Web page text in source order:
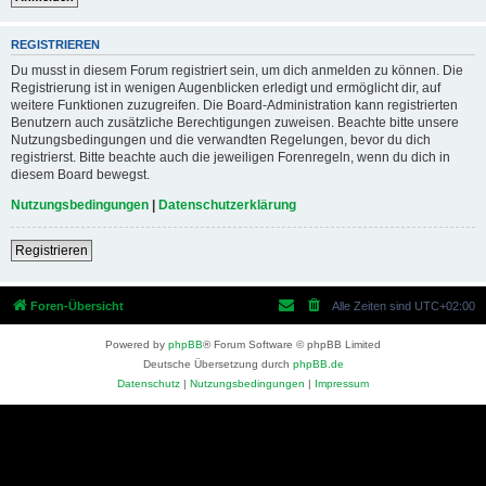
REGISTRIEREN
Du musst in diesem Forum registriert sein, um dich anmelden zu können. Die
Registrierung ist in wenigen Augenblicken erledigt und ermöglicht dir, auf
weitere Funktionen zuzugreifen. Die Board-Administration kann registrierten
Benutzern auch zusätzliche Berechtigungen zuweisen. Beachte bitte unsere
Nutzungsbedingungen und die verwandten Regelungen, bevor du dich
registrierst. Bitte beachte auch die jeweiligen Forenregeln, wenn du dich in
diesem Board bewegst.
Nutzungsbedingungen | Datenschutzerklärung
Registrieren
Foren-Übersicht Alle Zeiten sind UTC+02:00
Powered by phpBB® Forum Software © phpBB Limited
Deutsche Übersetzung durch phpBB.de
Datenschutz | Nutzungsbedingungen | Impressum